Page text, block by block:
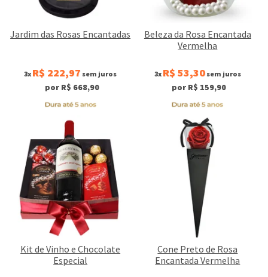
Jardim das Rosas Encantadas
3x R$ 222,97 sem juros
por R$ 668,90
Beleza da Rosa Encantada
Vermelha
3x R$ 53,30sem juros
por R$ 159,90
Kit de Vinho e Chocolate
Especial
Cone Preto de Rosa
Encantada Vermelha